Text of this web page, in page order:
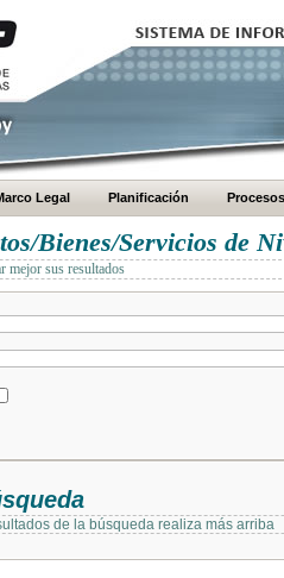
Legal Planificación Procesos
Bienes/Servicios de
mejor sus resultados
de la búsqueda realiza más arriba